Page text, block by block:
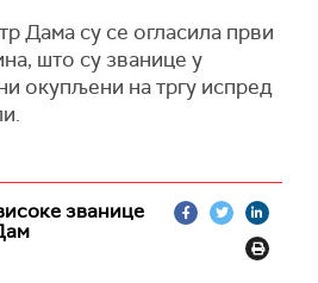
Дама су се огласила први
што су званице у
окупљени на тргу испред
званице